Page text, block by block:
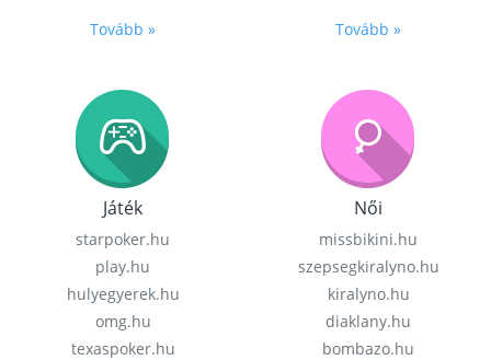
Tovább » Tovább »
Játék
starpoker.hu
play.hu
hulyegyerek.hu
omg.hu
texaspoker.hu
Női
missbikini.hu
szepsegkiralyno.hu
kiralyno.hu
diaklany.hu
bombazo.hu